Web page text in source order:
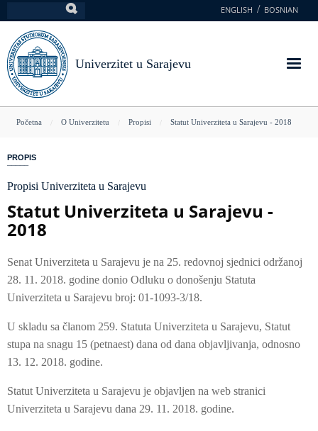
na
glavni
sadržaj
ENGLISH BOSNIAN
Univerzitet u Sarajevu
You
here
Početna O Univerzitetu Propisi Statut Univerziteta u Sarajevu - 2018
PROPIS
Propisi Univerziteta u Sarajevu
Statut Univerziteta u Sarajevu -
2018
Senat Univerziteta u Sarajevu je na 25. redovnoj sjednici održanoj
28. 11. 2018. godine donio Odluku o donošenju Statuta
Univerziteta u Sarajevu broj: 01-1093-3/18.
U skladu sa članom 259. Statuta Univerziteta u Sarajevu, Statut
stupa na snagu 15 (petnaest) dana od dana objavljivanja, odnosno
13. 12. 2018. godine.
Statut Univerziteta u Sarajevu je objavljen na web stranici
Univerziteta u Sarajevu dana 29. 11. 2018. godine.